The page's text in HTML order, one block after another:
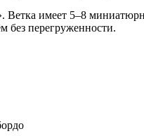
Ветка имеет 5–8
без перегруженности.